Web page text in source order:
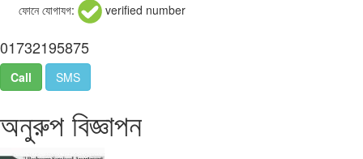
ফোনে যোগাযগ:
verified number
01732195875
Call SMS
অনুরুপ বিজ্ঞাপন